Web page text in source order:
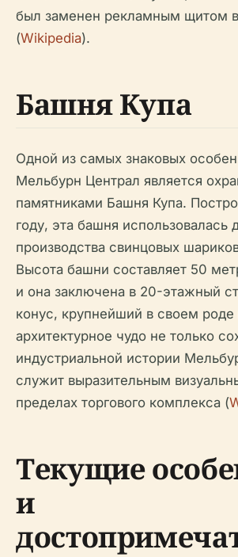
был заменен рекламным щитом в
(Wikipedia).
Башня Купа
Одной из самых знаковых
Мельбурн Централ является
памятниками Башня Купа.
году, эта башня использовалась
производства свинцовых
Высота башни составляет 50
и она заключена в 20-этажный
конус, крупнейший в своем
архитектурное чудо не только
индустриальной истории
служит выразительным
пределах торгового комплекса (
Текущие
и